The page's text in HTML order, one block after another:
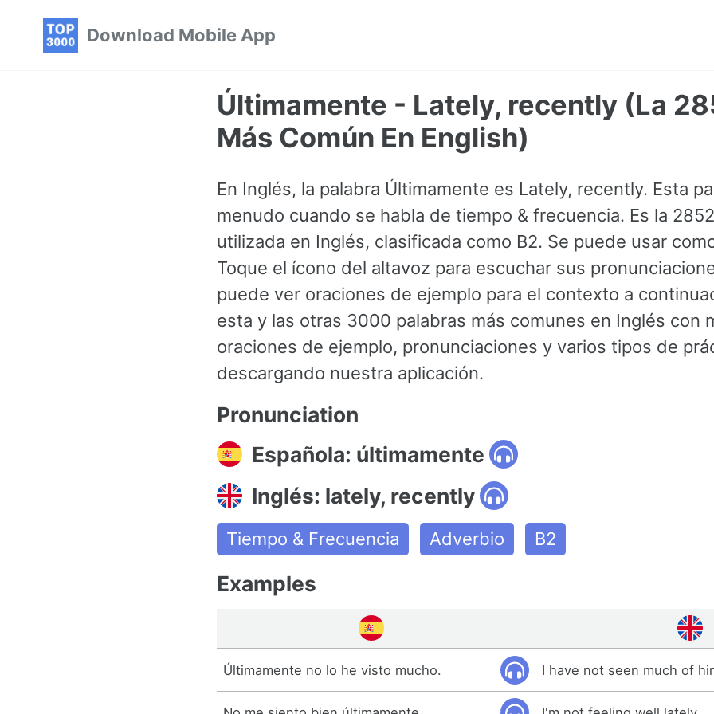
Download Mobile App
Últimamente - Lately, recently (La
Más Común En English)
En Inglés, la palabra Últimamente es Lately, recently. Esta
menudo cuando se habla de tiempo & frecuencia. Es la
utilizada en Inglés, clasificada como B2. Se puede usar
Toque el ícono del altavoz para escuchar sus
puede ver oraciones de ejemplo para el contexto a
esta y las otras 3000 palabras más comunes en Inglés con
oraciones de ejemplo, pronunciaciones y varios tipos de
descargando nuestra aplicación.
Pronunciation
Española: últimamente
Inglés: lately, recently
Tiempo & Frecuencia Adverbio B2
Examples
Últimamente no lo he visto mucho. I have not seen much of